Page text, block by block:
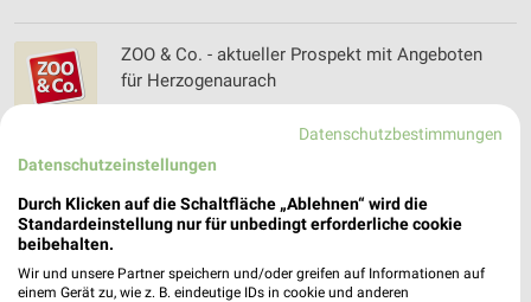
ZOO & Co. - aktueller Prospekt mit Angeboten
für Herzogenaurach
Zweirad Stadler Filialen & Öffnungszeiten für
Fürth
Datenschutzbestimmungen
Datenschutzeinstellungen
Durch Klicken auf die Schaltfläche „Ablehnen“ wird die
Standardeinstellung nur für unbedingt erforderliche cookie
beibehalten.
Wir und unsere Partner speichern und/oder greifen auf Informationen auf
einem Gerät zu, wie z. B. eindeutige IDs in cookie und anderen